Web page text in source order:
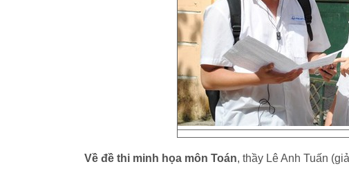
Về đề thi minh họa môn Toán, thầy Lê Anh Tuấn